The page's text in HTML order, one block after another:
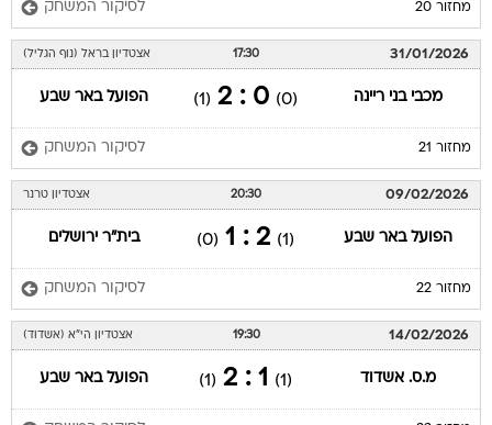
מחזור 20 לסיקור המשחק
31/01/2026
17:30 אצטדיון בראל (נוף הגליל)
מכבי בני ריינה (0)
0 : 2
(1) הפועל באר שבע
מחזור 21 לסיקור המשחק
09/02/2026
20:30 אצטדיון טרנר
הפועל באר שבע (1)
2 : 1
(0) בית"ר ירושלים
מחזור 22 לסיקור המשחק
14/02/2026
19:30 אצטדיון הי"א (אשדוד)
מ.ס. אשדוד (1)
1 : 2
(1) הפועל באר שבע